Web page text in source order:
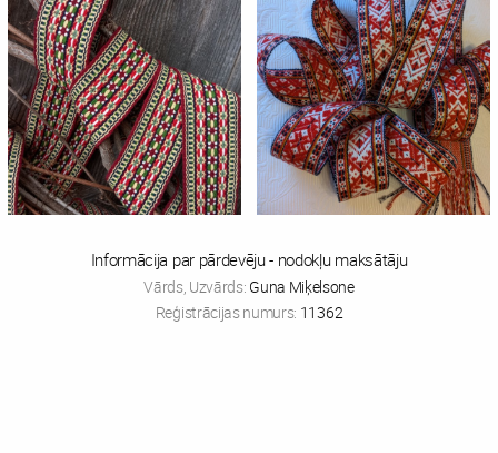
Informācija par pārdevēju - nodokļu maksātāju
Vārds, Uzvārds: Guna Miķelsone
Reģistrācijas numurs: 11362